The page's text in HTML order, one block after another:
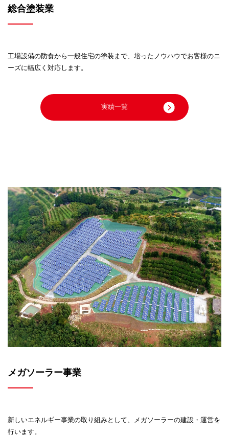
総合塗装業
工場設備の防食から一般住宅の塗装まで、 培ったノウハウでお客様のニ
ーズに幅広く対応します。
実績一覧
メガソーラー事業
新しいエネルギー事業の取り組みとして、
メガソーラーの建設・運営を
行います。